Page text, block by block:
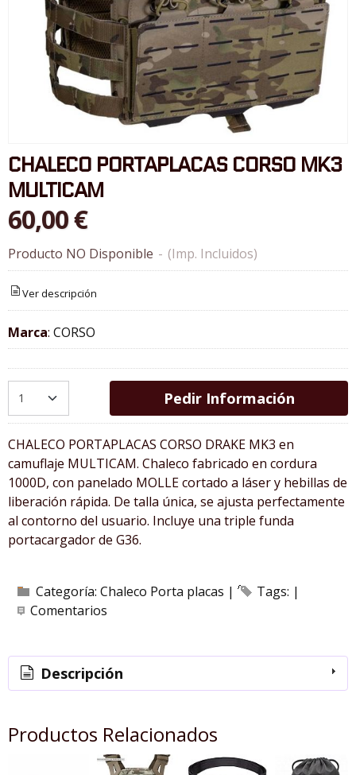
CHALECO PORTAPLACAS CORSO MK3
MULTICAM
60,00 €
Producto NO Disponible - (Imp. Incluidos)
Ver descripción
Marca: CORSO
Pedir Información
CHALECO PORTAPLACAS CORSO DRAKE MK3 en
camuflaje MULTICAM. Chaleco fabricado en cordura
1000D, con panelado MOLLE cortado a láser y hebillas de
liberación rápida. De talla única, se ajusta perfectamente
al contorno del usuario. Incluye una triple funda
portacargador de G36.
Categoría: Chaleco Porta placas | Tags: |
Comentarios
Descripción
Productos Relacionados